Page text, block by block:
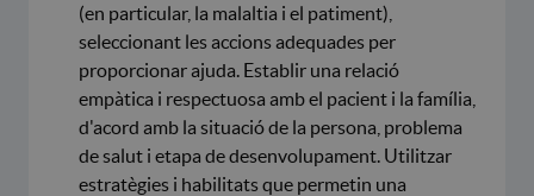
(en particular, la malaltia i el patiment),
seleccionant les accions adequades per
proporcionar ajuda. Establir una relació
empàtica i respectuosa amb el pacient i la família,
d'acord amb la situació de la persona, problema
de salut i etapa de desenvolupament. Utilitzar
estratègies i habilitats que permetin una